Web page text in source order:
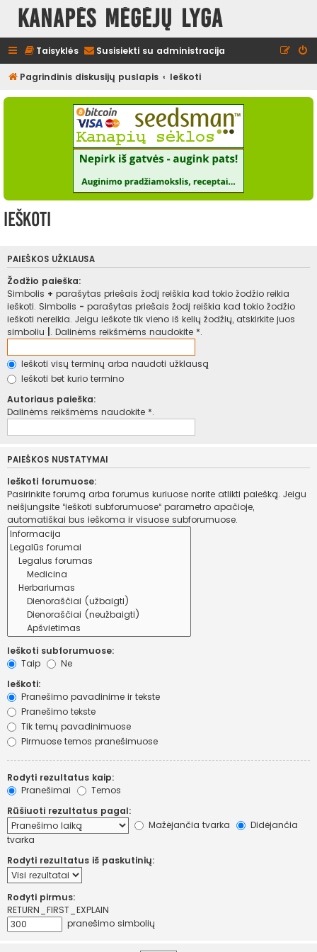
Kanapės mėgėjų lyga
Taisyklės Susisiekti su administracija
Pagrindinis diskusijų puslapis Ieškoti
Ieškoti
PAIEŠKOS UŽKLAUSA
Žodžio paieška:
Simbolis + parašytas priešais žodį reiškia kad tokio žodžio reikia
ieškoti. Simbolis - parašytas priešais žodį reiškia kad tokio žodžio
ieškoti nereikia. Jeigu ieškote tik vieno iš kelių žodžių, atskirkite juos
simboliu . Dalinėms reikšmėms naudokite *.
Ieškoti visų terminų arba naudoti užklausą
Ieškoti bet kurio termino
Autoriaus paieška:
Dalinėms reikšmėms naudokite *.
PAIEŠKOS NUSTATYMAI
Ieškoti forumuose:
Pasirinkite forumą arba forumus kuriuose norite atlikti paiešką. Jeigu
neišjungsite “ieškoti subforumuose“ parametro apačioje,
automatiškai bus ieškoma ir visuose subforumuose.
Ieškoti subforumuose:
Taip
Ne
Ieškoti:
Pranešimo pavadinime ir tekste
Pranešimo tekste
Tik temų pavadinimuose
Pirmuose temos pranešimuose
Rodyti rezultatus kaip:
Pranešimai
Temos
Rūšiuoti rezultatus pagal:
Mažėjančia tvarka
Didėjančia
tvarka
Rodyti rezultatus iš paskutinių:
Rodyti pirmus:
RETURN_FIRST_EXPLAIN
pranešimo simbolių